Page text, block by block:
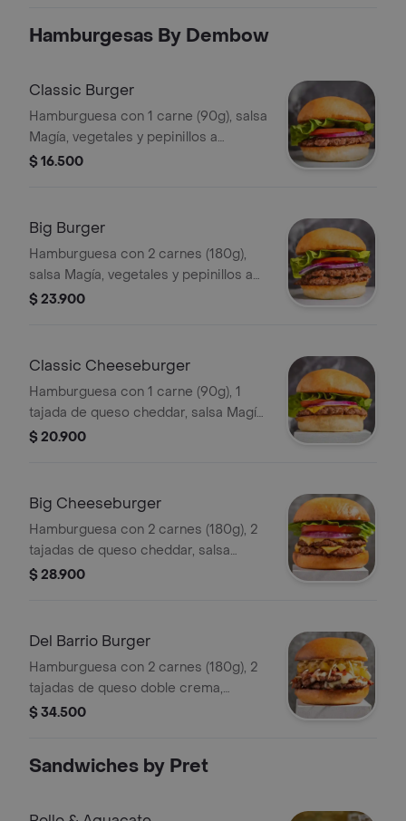
Hamburgesas By Dembow
Classic Burger
Hamburguesa con 1 carne (90g), salsa
Magía, vegetales y pepinillos a
elección.
$ 16.500
Big Burger
Hamburguesa con 2 carnes (180g),
salsa Magía, vegetales y pepinillos a
elección.
$ 23.900
Classic Cheeseburger
Hamburguesa con 1 carne (90g), 1
tajada de queso cheddar, salsa Magía,
vegetales y pepinillos a elección.
$ 20.900
Big Cheeseburger
Hamburguesa con 2 carnes (180g), 2
tajadas de queso cheddar, salsa
Magía, vegetales y pepinillos a
$ 28.900
Del Barrio Burger
Hamburguesa con 2 carnes (180g), 2
tajadas de queso doble crema,
tocineta crocante, piña, papitas
$ 34.500
Sandwiches by Pret